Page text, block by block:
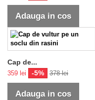
Adauga in cos
Cap de...
359 lei -5% 378 lei
Adauga in cos